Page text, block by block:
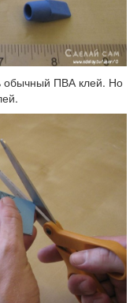
обычный ПВА клей. Но